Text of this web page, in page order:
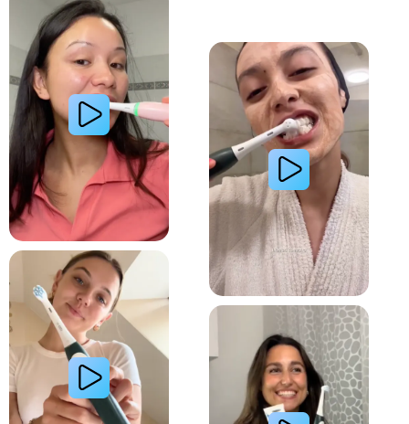
Lire la vidéo : Une jeune femme partage sa
Lire la vidéo : La routine du matin d’une jeune femme avec le système de brosse à dents
Lire la vidéo : Le secret d’une jeune femme